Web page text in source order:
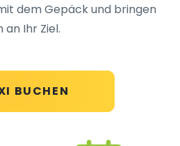
BUCHEN
dem Gepäck und bringen
Ihr Ziel.